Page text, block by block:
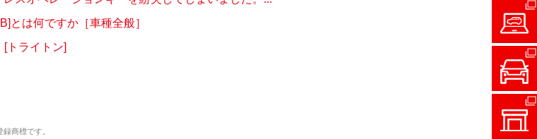
とは何ですか［車種全般］
トライトン]
商標です。